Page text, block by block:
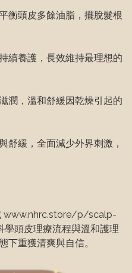
衡頭皮多餘油脂，擺脫髮根
續養護，長效維持最理想的
潤，溫和舒緩因乾燥引起的
舒緩，全面減少外界刺激，
www.nhrc.store/p/scalp-
頭皮理療流程與溫和護理
下重獲清爽與自信。